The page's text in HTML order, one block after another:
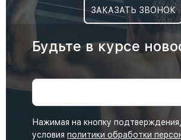
ЗАКАЗАТЬ ЗВОНОК
Будьте в курсе
Нажимая на кнопку
условия политики обработки